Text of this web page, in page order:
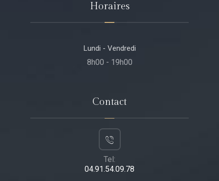
Horaires
Lundi - Vendredi
8h00 - 19h00
Contact
Tel:
04.91.54.09.78